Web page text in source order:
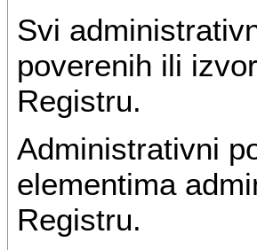
Svi
poverenih ili
Registru.
Administrativni
elementima
Registru.